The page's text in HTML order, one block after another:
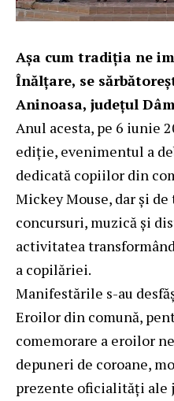
Așa cum tradiția ne
Înălțare, se
Aninoasa, județul
Anul acesta, pe 6 iunie
ediție, evenimentul a
dedicată copiilor din
Mickey Mouse, dar și
concursuri, muzică și
activitatea
a copilăriei.
Manifestările s-au
Eroilor din comună,
comemorare a eroilor
depuneri de coroane,
prezente oficialități ale